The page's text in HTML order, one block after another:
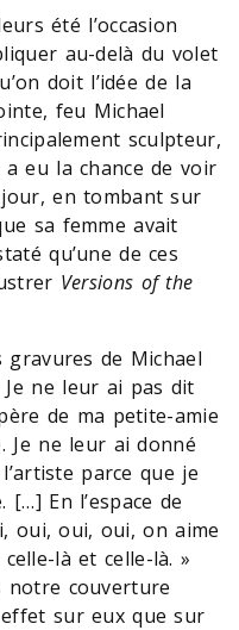
été l’occasion
au-delà du volet
doit l’idée de la
feu Michael
sculpteur,
eu la chance de voir
en tombant sur
sa femme avait
qu’une de ces
Versions of the
gravures de Michael
ne leur ai pas dit
de ma petite-amie
Je ne leur ai donné
parce que je
En l’espace de
oui, oui, oui, on aime
celle-là et celle-là. »
notre couverture
effet sur eux que sur